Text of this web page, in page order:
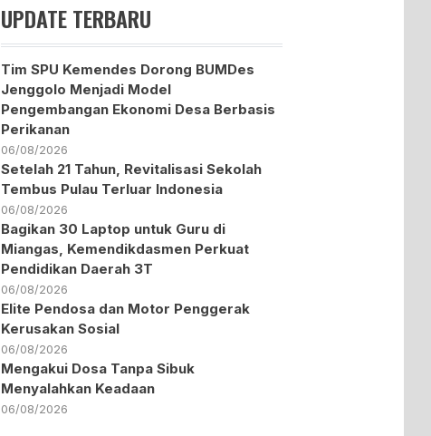
UPDATE TERBARU
Tim SPU Kemendes Dorong BUMDes
Jenggolo Menjadi Model
Pengembangan Ekonomi Desa Berbasis
Perikanan
06/08/2026
Setelah 21 Tahun, Revitalisasi Sekolah
Tembus Pulau Terluar Indonesia
06/08/2026
Bagikan 30 Laptop untuk Guru di
Miangas, Kemendikdasmen Perkuat
Pendidikan Daerah 3T
06/08/2026
Elite Pendosa dan Motor Penggerak
Kerusakan Sosial
06/08/2026
Mengakui Dosa Tanpa Sibuk
Menyalahkan Keadaan
06/08/2026